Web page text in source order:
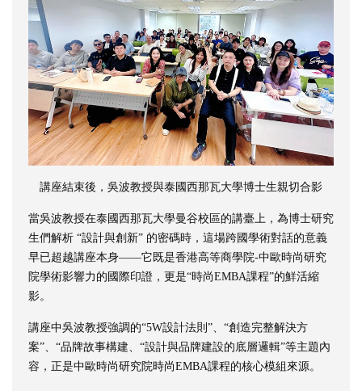
講座結束後，吳波教授與泰國西那瓦大學博士生親切合影
當吳波教授在泰國西那瓦大學曼谷校區的講臺上，為博士研究
生們解析 “設計與創新” 的密碼時，這場跨國學術對話的意義
早已超越講座本身——它既是香港高等商學院-中歐時尚研究
院學術影響力的國際印證，更是“時尚EMBA課程”的鮮活縮
影。
講座中吳波教授強調的“5W設計法則”、“創造完整解決方
案”、“品牌故事構建、“設計與品牌建設的底層邏輯”等主題內
容，正是中歐時尚研究院時尚EMBA課程的核心模組來源。